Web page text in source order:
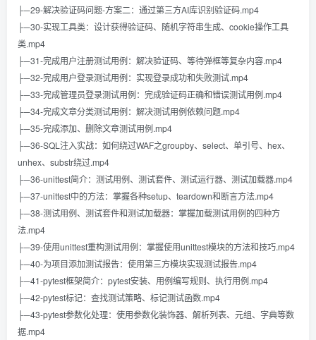
├─29-解决验证码问题-方案二：通过第三方AI库识别验证码.mp4
├─30-实现工具类：设计获得验证码、随机字符串生成、cookie操作工具
类.mp4
├─31-完成用户注册测试用例：解决验证码、等待弹框等复杂内容.mp4
├─32-完成用户登录测试用例：实现登录成功和失败测试.mp4
├─33-完成管理员登录测试用例：完成验证码正确和错误测试用例.mp4
├─34-完成文章分类测试用例：解决测试用例依赖问题.mp4
├─35-完成添加、删除文章测试用例.mp4
├─36-SQL注入实战：如何绕过WAF之groupby、select、单引号、hex、
unhex、substr绕过.mp4
├─36-unittest简介：测试用例、测试套件、测试运行器、测试加载器.mp4
├─37-unittest中的方法：掌握各种setup、teardown和断言方法.mp4
├─38-测试用例、测试套件和测试加载器：掌握加载测试用例的四种方
法.mp4
├─39-使用unittest重构测试用例：掌握使用unittest模块的方法和技巧.mp4
├─40-为项目添加测试报告：使用第三方模块实现测试报告.mp4
├─41-pytest框架简介：pytest安装、用例编写规则、执行用例.mp4
├─42-pytest标记：查找测试策略、标记测试函数.mp4
├─43-pytest参数化处理：使用参数化装饰器、解析列表、元组、字典等数
据.mp4